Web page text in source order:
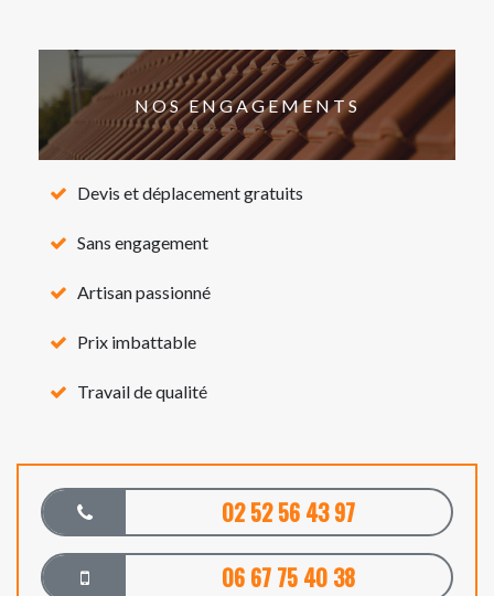
NOS ENGAGEMENTS
Devis et déplacement gratuits
Sans engagement
Artisan passionné
Prix imbattable
Travail de qualité
02 52 56 43 97
06 67 75 40 38